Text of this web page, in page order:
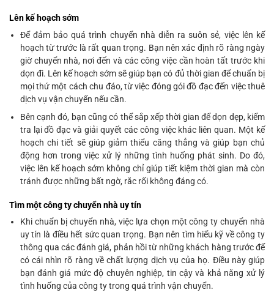
Lên kế hoạch sớm
Để đảm bảo quá trình chuyển nhà diễn ra suôn sẻ, việc lên kế
hoạch từ trước là rất quan trọng. Bạn nên xác định rõ ràng ngày
giờ chuyển nhà, nơi đến và các công việc cần hoàn tất trước khi
dọn đi. Lên kế hoạch sớm sẽ giúp bạn có đủ thời gian để chuẩn bị
mọi thứ một cách chu đáo, từ việc đóng gói đồ đạc đến việc thuê
dịch vụ vận chuyển nếu cần.
Bên cạnh đó, bạn cũng có thể sắp xếp thời gian để dọn dẹp, kiểm
tra lại đồ đạc và giải quyết các công việc khác liên quan. Một kế
hoạch chi tiết sẽ giúp giảm thiểu căng thẳng và giúp bạn chủ
động hơn trong việc xử lý những tình huống phát sinh. Do đó,
việc lên kế hoạch sớm không chỉ giúp tiết kiệm thời gian mà còn
tránh được những bất ngờ, rắc rối không đáng có.
Tìm một công ty chuyển nhà uy tín
Khi chuẩn bị chuyển nhà, việc lựa chọn một công ty chuyển nhà
uy tín là điều hết sức quan trọng. Bạn nên tìm hiểu kỹ về công ty
thông qua các đánh giá, phản hồi từ những khách hàng trước để
có cái nhìn rõ ràng về chất lượng dịch vụ của họ. Điều này giúp
bạn đánh giá mức độ chuyên nghiệp, tin cậy và khả năng xử lý
tình huống của công ty trong quá trình vận chuyển.